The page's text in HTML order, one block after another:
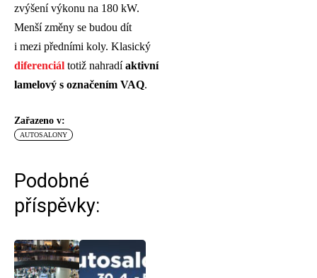
zvýšení výkonu na 180 kW.
Menší změny se budou dít
i mezi předními koly. Klasický
diferenciál totiž nahradíaktivní
lamelový s označením VAQ.
Zařazeno v:
AUTOSALONY
Podobné
příspěvky: